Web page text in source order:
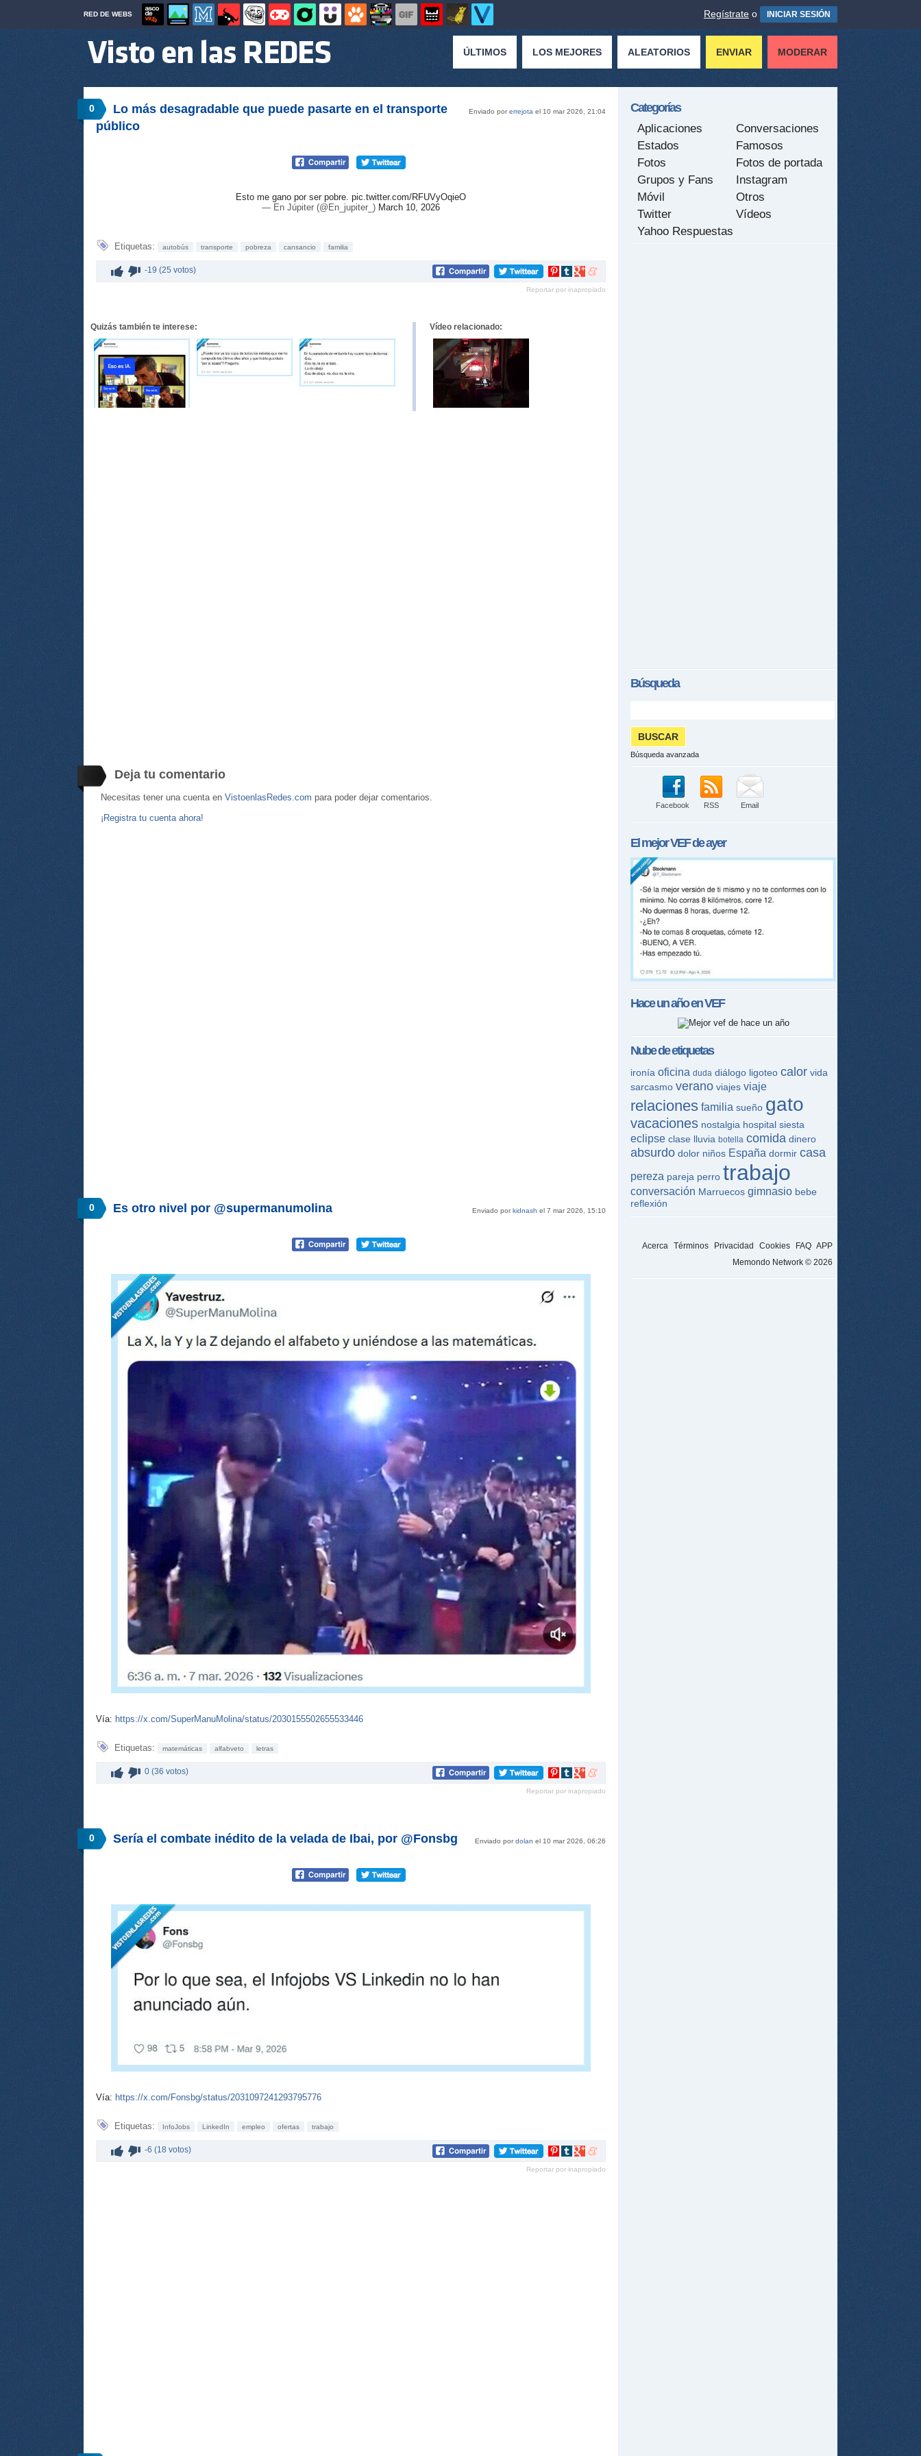
RED DE WEBS Regístrate o INICIAR SESIÓN
ÚLTIMOS LOS MEJORES ALEATORIOS ENVIAR MODERAR
0 Enviado porerrejota el 10 mar 2026, 21:04
Lo más desagradable que puede pasarte en el transporte
público
Esto me gano por ser pobre. pic.twitter.com/RFUVyOqieO
— En Júpiter (@En_jupiter_) March 10, 2026
Etiquetas: autobús transporte pobreza cansancio familia
-19 (25 votos)
Compartir
Pinterest
Compartir
tumblr
Compartir
Google+
Compartir
meneame
Reportar por inapropiado
Quizás también te interese: Vídeo relacionado:
Deja tu comentario
Necesitas tener una cuenta en VistoenlasRedes.com para poder dejar comentarios.
¡Registra tu cuenta ahora!
0 Enviado porkidnash el 7 mar 2026, 15:10
Es otro nivel por @supermanumolina
Vía: https://x.com/SuperManuMolina/status/2030155502655533446
Etiquetas: matemáticas alfabveto letras
0 (36 votos)
Compartir
Pinterest
Compartir
tumblr
Compartir
Google+
Compartir
meneame
Reportar por inapropiado
0 Enviado pordolan el 10 mar 2026, 06:26
Sería el combate inédito de la velada de Ibai, por @Fonsbg
Vía: https://x.com/Fonsbg/status/2031097241293795776
Etiquetas: InfoJobs LinkedIn empleo ofertas trabajo
-6 (18 votos)
Compartir
Pinterest
Compartir
tumblr
Compartir
Google+
Compartir
meneame
Reportar por inapropiado
Categorías
Aplicaciones
Conversaciones
Estados
Famosos
Fotos
Fotos de portada
Grupos y Fans
Instagram
Móvil
Otros
Twitter
Vídeos
Yahoo Respuestas
Búsqueda
Búsqueda avanzada
Facebook RSS Email
El mejorVEFde ayer
Hace un año enVEF
Nube de etiquetas
ironía oficina duda diálogo ligoteo calor vida
sarcasmo verano viajes viaje
relaciones familia sueño gato
vacaciones nostalgia hospital siesta
eclipse clase lluvia botella comida dinero
absurdo dolor niños España dormir casa
pereza pareja perro trabajo
conversación Marruecos gimnasio bebe
reflexión
Acerca Términos Privacidad Cookies FAQ APP
Memondo Network © 2026